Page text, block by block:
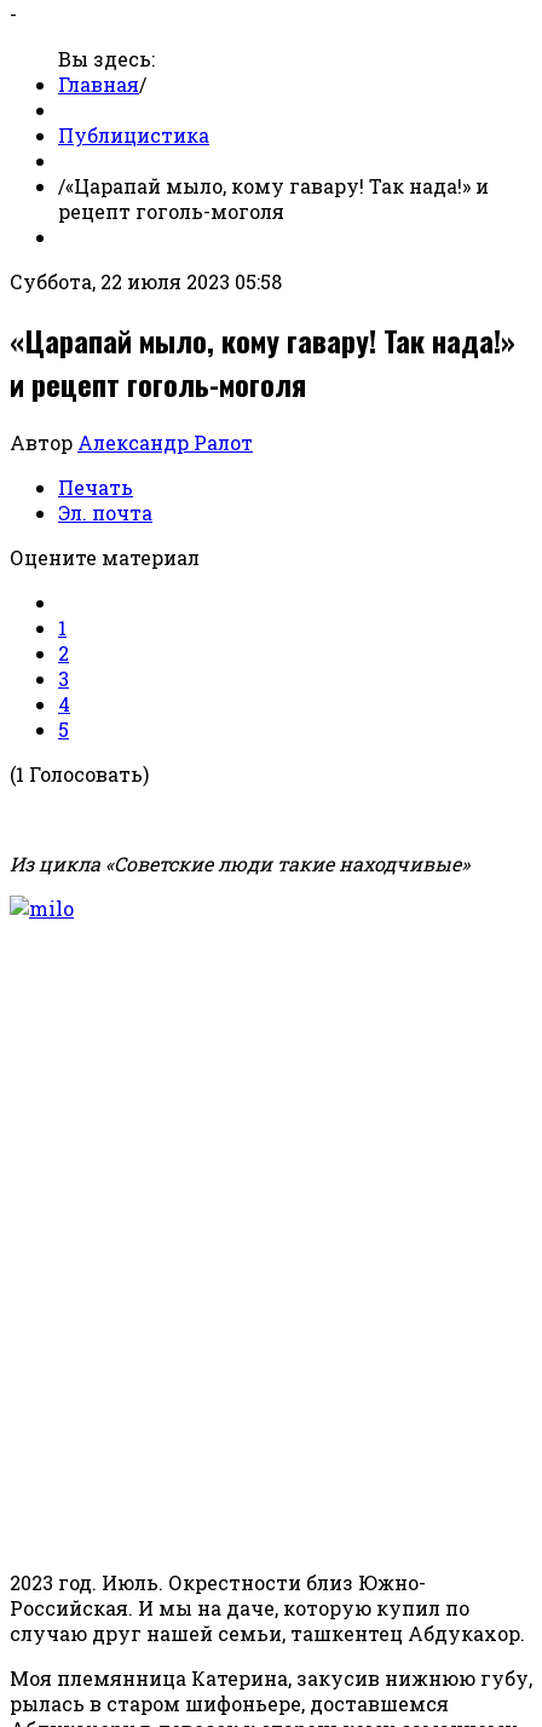
-
Вы здесь:
Главная/
Публицистика
/«Царапай мыло, кому гавару! Так нада!» и
рецепт гоголь-моголя
Суббота, 22 июля 2023 05:58
«Царапай мыло, кому гавару! Так нада!»
и рецепт гоголь-моголя
Автор Александр Ралот
Печать
Эл. почта
Оцените материал
1
2
3
4
5
(1 Голосовать)
Из цикла «Советские люди такие находчивые»
2023 год. Июль. Окрестности близ Южно-
Российская. И мы на даче, которую купил по
случаю друг нашей семьи, ташкентец Абдукахор.
Моя племянница Катерина, закусив нижнюю губу,
рылась в старом шифоньере, доставшемся